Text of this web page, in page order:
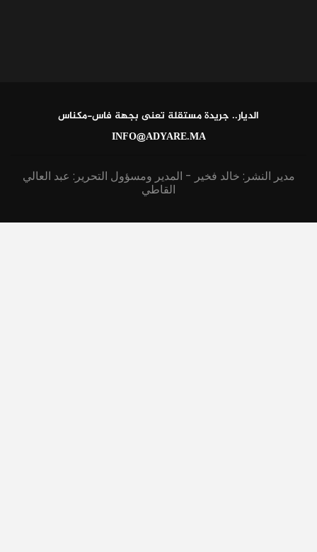
الديار.. جريدة مستقلة تعنى بجهة فاس-مكناس
INFO@ADYARE.MA
مدير النشر: خالد فخير - المدير ومسؤول التحرير: عبد العالي
القاطي